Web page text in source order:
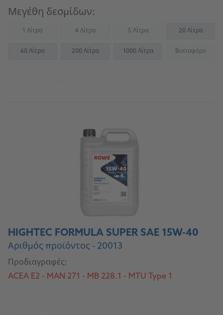
Μεγέθη δεσμίδων:
1 Λίτρα(Not available) 4 Λίτρα(Not available) 5 Λίτρα
(Not available) 20 Λίτρα
60 Λίτρα 200 Λίτρα 1000 Λίτρα Βυτιοφόρο
(Not
HIGHTEC FORMULA SUPER SAE 15W-40
Αριθμός προϊόντος - 20013
Προδιαγραφές:
ACEA E2 - MAN 271 - MB 228.1 - MTU Type 1